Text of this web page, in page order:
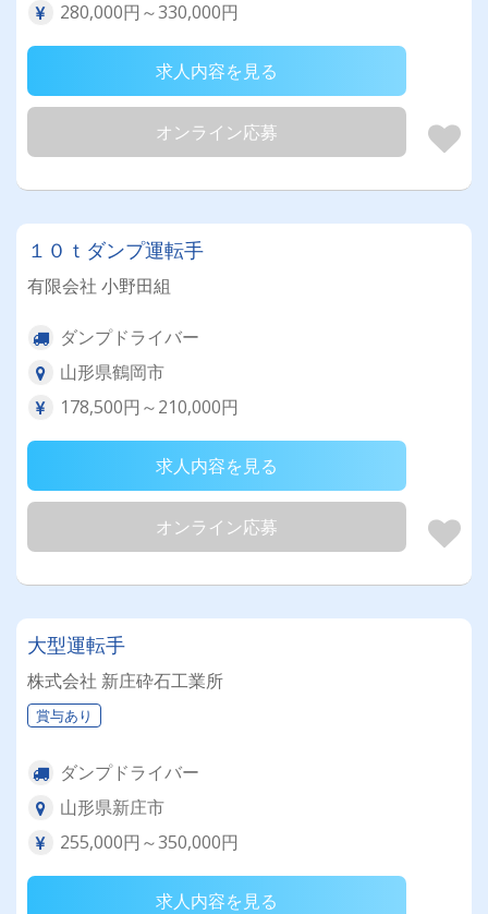
280,000円～330,000円
求人内容を見る
オンライン応募
１０ｔダンプ運転手
有限会社 小野田組
ダンプドライバー
山形県鶴岡市
178,500円～210,000円
求人内容を見る
オンライン応募
大型運転手
株式会社 新庄砕石工業所
賞与あり
ダンプドライバー
山形県新庄市
255,000円～350,000円
求人内容を見る